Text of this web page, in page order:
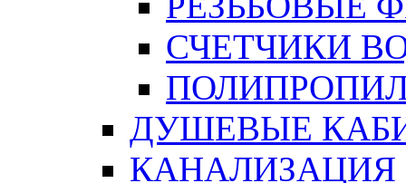
СЧЕТЧИКИ
ДУШЕВЫЕ
КАНАЛИЗАЦИЯ